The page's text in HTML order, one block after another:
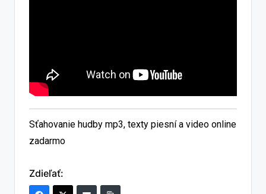
Sťahovanie hudby mp3, texty piesní a video online
zadarmo
Zdieľať: